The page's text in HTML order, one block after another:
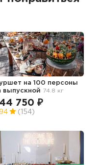
на 100 персоны
выпускной 74.8 кг
750 ₽
(154)